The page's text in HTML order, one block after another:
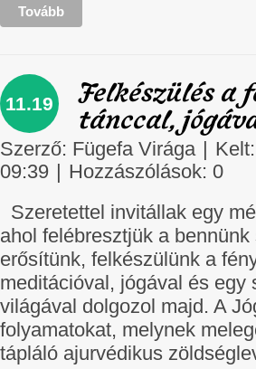
Tovább
11.19 Felkészülés a
tánccal,
Szerző: Fügefa Virága |
09:39 | Hozzászólások: 0
Szeretettel invitállak egy
ahol felébresztjük a
erősítünk, felkészülünk a
meditációval, jógával és egy
világával dolgozol majd. A
folyamatokat, melynek
tápláló ajurvédikus